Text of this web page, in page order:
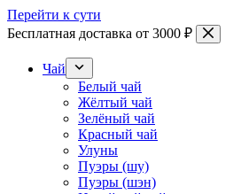
Перейти к сути
Бесплатная доставка от 3000 ₽
Чай
Белый чай
Жёлтый чай
Зелёный чай
Красный чай
Улуны
Пуэры (шу)
Пуэры (шэн)